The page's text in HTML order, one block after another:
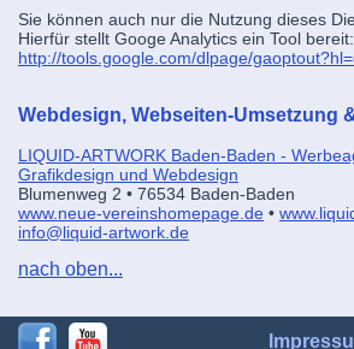
Sie können auch nur die Nutzung dieses
Hierfür stellt Googe Analytics ein Tool bereit:
http://tools.google.com/dlpage/
Webdesign, Webseiten-Umsetzung
LIQUID-ARTWORK Baden-Baden -
Grafikdesign und Webdesign
Blumenweg 2 • 76534 Baden-Baden
www.neue-vereinshomepage.de •
info@liquid-artwork.de
nach oben...